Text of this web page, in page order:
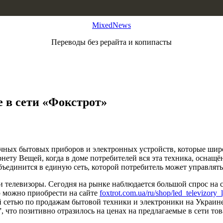
MixedNews
Переводы без рерайта и копипасты
сети «Фокстрот»
бытовых приборов и электронных устройств, которые
Вещей, когда в доме потребителей вся эта техника,
в единую сеть, которой потребитель может
Сегодня на рынке наблюдается большой спрос на
приобрести на сайте foxtrot.com.ua/ru/shop/
по продажам бытовой техники и электроники на
позитивно отразилось на ценах на предлагаемые в сети